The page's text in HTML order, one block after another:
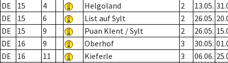
DE
15 4 Helgoland 2 13.05.
DE
15 6 List auf Sylt 2 26.05.
DE
15 9 Puan Klent / Sylt 2 26.05.
DE
16 9 Oberhof 3 30.05.
DE
16 11 Kieferle 3 06.06.